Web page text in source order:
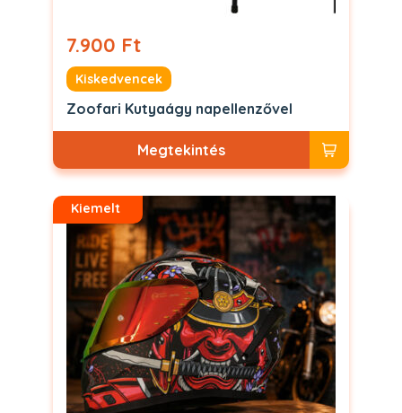
7.900 Ft
Kiskedvencek
Zoofari Kutyaágy napellenzővel
Megtekintés
Kiemelt